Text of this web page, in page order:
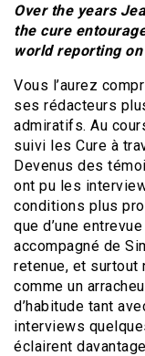
Over the years
the cure
world reporting
Vous l’aurez
ses rédacteurs
admiratifs. Au
suivi les Cure à
Devenus des
ont pu les
conditions plus
que d’une
accompagné de
retenue, et surtout
comme un
d’habitude tant
interviews
éclairent